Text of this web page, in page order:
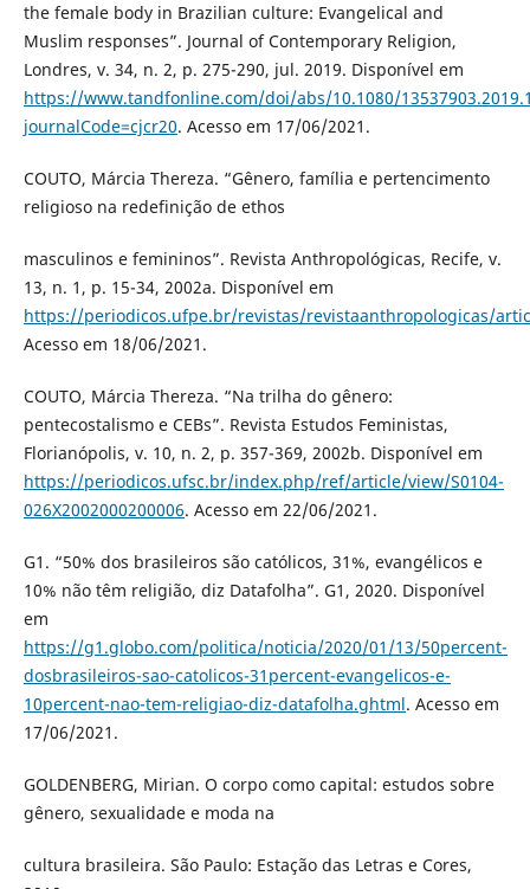
the female body in Brazilian culture: Evangelical and
Muslim responses”. Journal of Contemporary Religion,
Londres, v. 34, n. 2, p. 275-290, jul. 2019. Disponível em
https://www.tandfonline.com/doi/abs/10.1080/
journalCode=cjcr20. Acesso em 17/06/2021.
COUTO, Márcia Thereza. “Gênero, família e pertencimento
religioso na redefinição de ethos
masculinos e femininos”. Revista Anthropológicas, Recife, v.
13, n. 1, p. 15-34, 2002a. Disponível em
https://periodicos.ufpe.br/revistas/revistaanthropologicas/
Acesso em 18/06/2021.
COUTO, Márcia Thereza. “Na trilha do gênero:
pentecostalismo e CEBs”. Revista Estudos Feministas,
Florianópolis, v. 10, n. 2, p. 357-369, 2002b. Disponível em
https://periodicos.ufsc.br/index.php/ref/article/view/S0104-
026X2002000200006. Acesso em 22/06/2021.
G1. “50% dos brasileiros são católicos, 31%, evangélicos e
10% não têm religião, diz Datafolha”. G1, 2020. Disponível
em
https://g1.globo.com/politica/noticia/2020/01/13/50percent-
dosbrasileiros-sao-catolicos-31percent-evangelicos-e-
10percent-nao-tem-religiao-diz-datafolha.ghtml. Acesso em
17/06/2021.
GOLDENBERG, Mirian. O corpo como capital: estudos sobre
gênero, sexualidade e moda na
cultura brasileira. São Paulo: Estação das Letras e Cores,